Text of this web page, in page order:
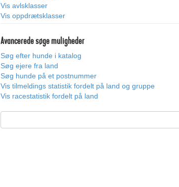
Vis avlsklasser
Vis oppdrætsklasser
Avancerede søge muligheder
Søg efter hunde i katalog
Søg ejere fra land
Søg hunde på et postnummer
Vis tilmeldings statistik fordelt på land og gruppe
Vis racestatistik fordelt på land